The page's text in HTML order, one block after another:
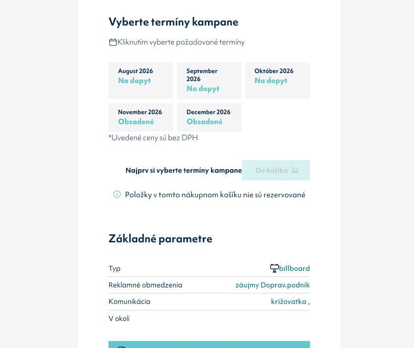
Vyberte termíny kampane
Kliknutím vyberte požadované termíny
August 2026
Na dopyt
September
2026
Na dopyt
Október 2026
Na dopyt
November 2026
Obsadené
December 2026
Obsadené
*Uvedené ceny sú bez DPH
Najprv si vyberte termíny kampane Do košíka
Položky v tomto nákupnom košíku nie sú rezervované
Základné parametre
Typ
billboard
Reklamné obmedzenia
záujmy Doprav.podnik
Komunikácia
križovatka ,
V okolí